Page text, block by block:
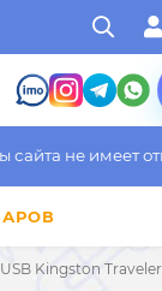
не имеет
Kingston Traveler